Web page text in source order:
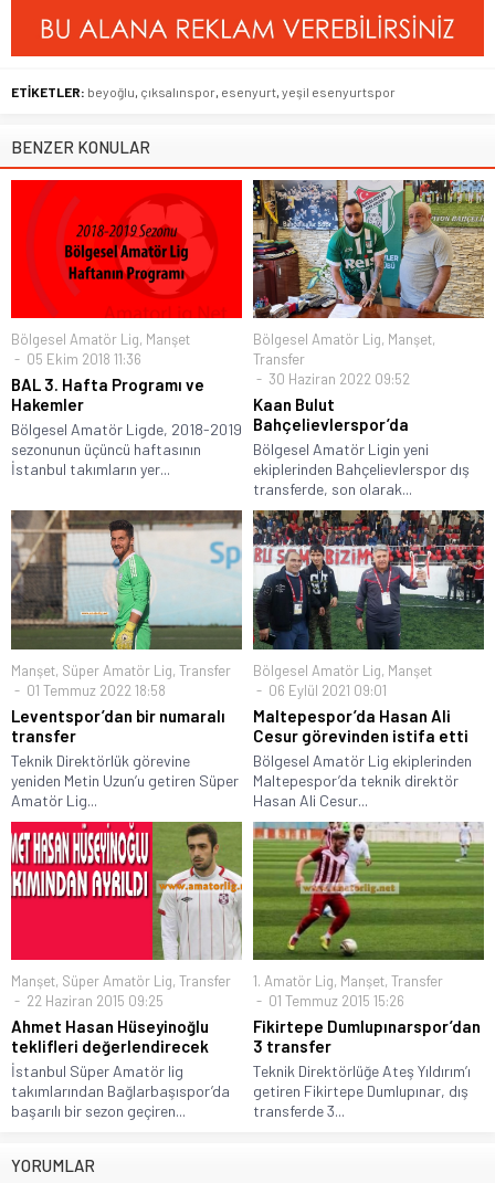
ETİKETLER: beyoğlu çıksalınspor esenyurt yeşil esenyurtspor
BENZER KONULAR
Bölgesel Amatör Lig, Manşet
05 Ekim 2018 11:36
BAL 3. Hafta Programı ve
Hakemler
Bölgesel Amatör Ligde, 2018-2019
sezonunun üçüncü haftasının
İstanbul takımların yer...
Bölgesel Amatör Lig, Manşet,
Transfer
30 Haziran 2022 09:52
Kaan Bulut
Bahçelievlerspor’da
Bölgesel Amatör Ligin yeni
ekiplerinden Bahçelievlerspor dış
transferde, son olarak...
Manşet, Süper Amatör Lig, Transfer
01 Temmuz 2022 18:58
Leventspor’dan bir numaralı
transfer
Teknik Direktörlük görevine
yeniden Metin Uzun’u getiren Süper
Amatör Lig...
Bölgesel Amatör Lig, Manşet
06 Eylül 2021 09:01
Maltepespor’da Hasan Ali
Cesur görevinden istifa etti
Bölgesel Amatör Lig ekiplerinden
Maltepespor’da teknik direktör
Hasan Ali Cesur...
Manşet, Süper Amatör Lig, Transfer
22 Haziran 2015 09:25
Ahmet Hasan Hüseyinoğlu
teklifleri değerlendirecek
İstanbul Süper Amatör lig
takımlarından Bağlarbaşıspor’da
başarılı bir sezon geçiren...
1. Amatör Lig, Manşet, Transfer
01 Temmuz 2015 15:26
Fikirtepe Dumlupınarspor’dan
3 transfer
Teknik Direktörlüğe Ateş Yıldırım’ı
getiren Fikirtepe Dumlupınar, dış
transferde 3...
YORUMLAR